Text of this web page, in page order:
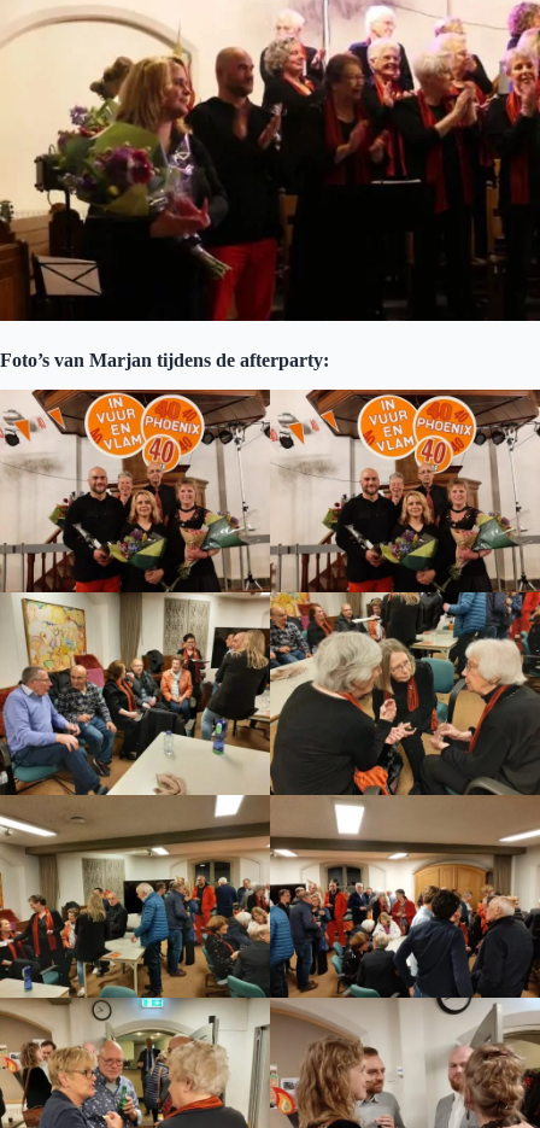
Foto’s van Marjan tijdens de afterparty: